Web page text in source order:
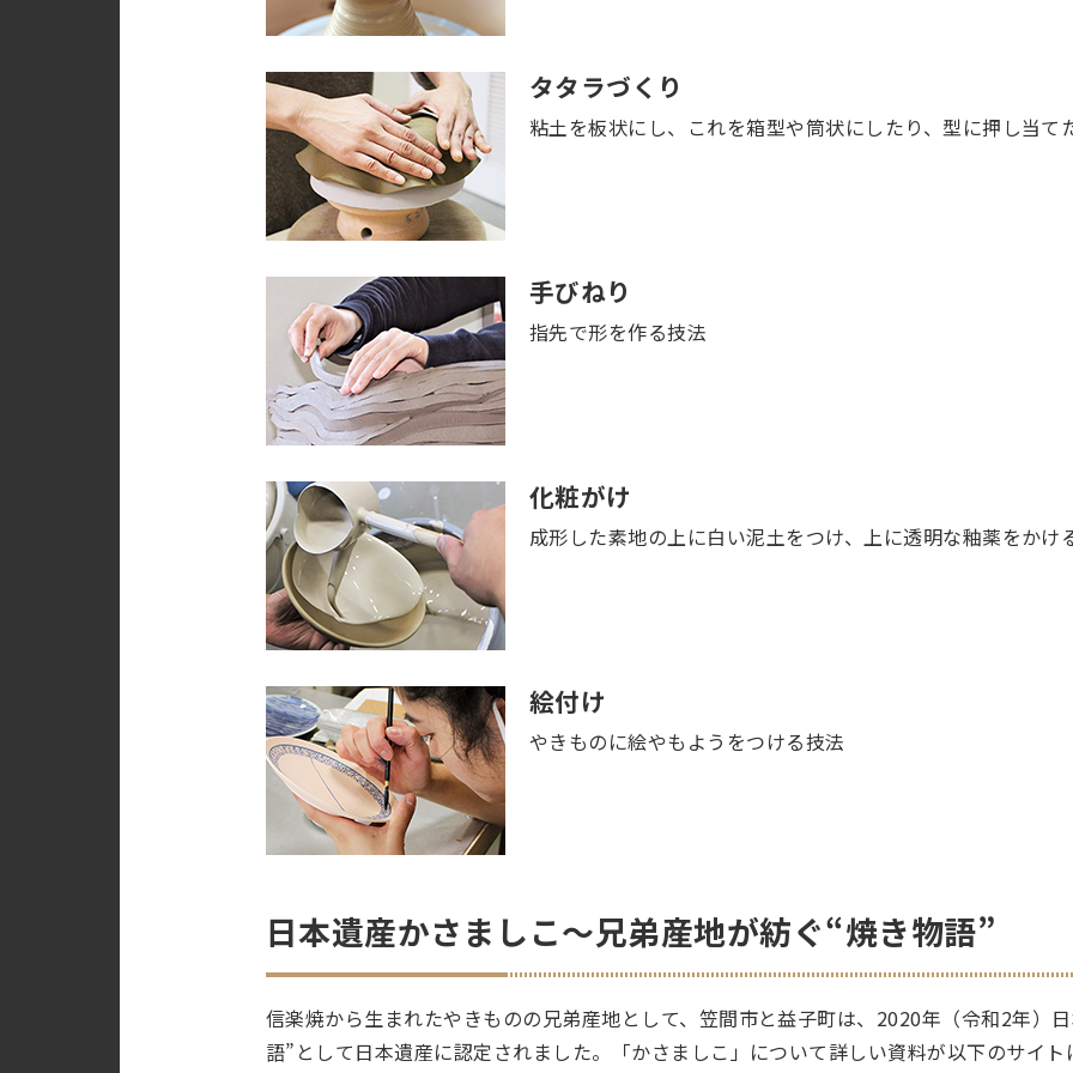
タタラづくり
粘土を板状にし、これを箱型や筒状にしたり、型に押し当て
手びねり
指先で形を作る技法
化粧がけ
成形した素地の上に白い泥土をつけ、上に透明な釉薬をかけ
絵付け
やきものに絵やもようをつける技法
日本遺産かさましこ～兄弟産地が紡ぐ“焼き物語”
信楽焼から生まれたやきものの兄弟産地として、笠間市と益子町は、2020年（令和2年）
語”として日本遺産に認定されました。「かさましこ」について詳しい資料が以下のサイト